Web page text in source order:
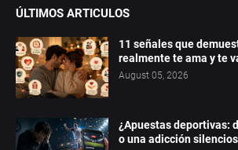
ÚLTIMOS ARTICULOS
11 señales que
realmente te ama y te
August 05, 2026
¿Apuestas deportivas:
o una adicción